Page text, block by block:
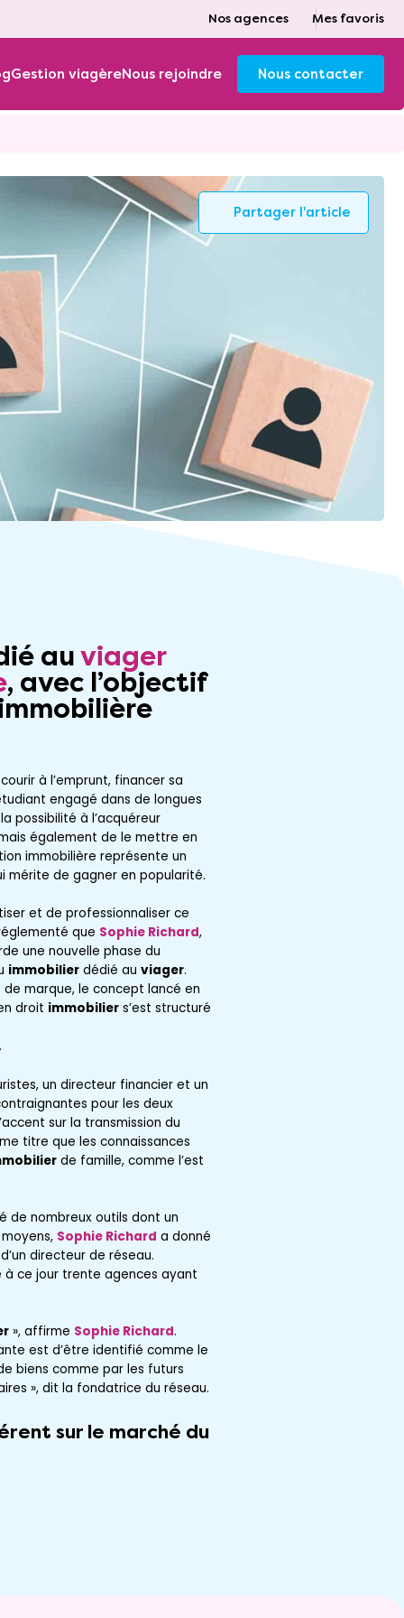
Nos agences Mes favoris
Gestion viagèreNous rejoindre Nous contacter
Partager l'article
au viager
, avec l’objectif
à l’emprunt, financer sa
engagé dans de longues
possibilité à l’acquéreur
également de le mettre en
immobilière représente un
mérite de gagner en popularité.
et de professionnaliser ce
que Sophie Richard,
une nouvelle phase du
immobilierdédié au viager.
de marque, le concept lancé en
droit immobiliers’est structuré
un directeur financier et un
pour les deux
sur la transmission du
titre que les connaissances
de famille, comme l’est
de nombreux outils dont un
Sophie Richard a donné
directeur de réseau.
ce jour trente agences ayant
», affirme Sophie Richard.
est d’être identifié comme le
biens comme par les futurs
», dit la fondatrice du réseau.
sur le marché du